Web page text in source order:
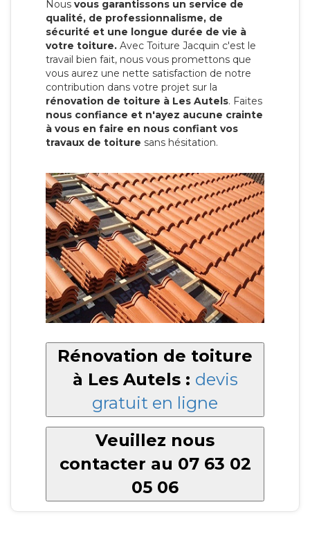
Nous vous garantissons un service de
qualité, de professionnalisme, de
sécurité et une longue durée de vie à
votre toiture. Avec Toiture Jacquin c'est le
travail bien fait, nous vous promettons que
vous aurez une nette satisfaction de notre
contribution dans votre projet sur la
rénovation de toiture à Les Autels. Faites
nous confiance et n'ayez aucune crainte
à vous en faire en nous confiant vos
travaux de toiture sans hésitation.
Rénovation de toiture
à Les Autels : devis
gratuit en ligne
Veuillez nous
contacter au 07 63 02
05 06